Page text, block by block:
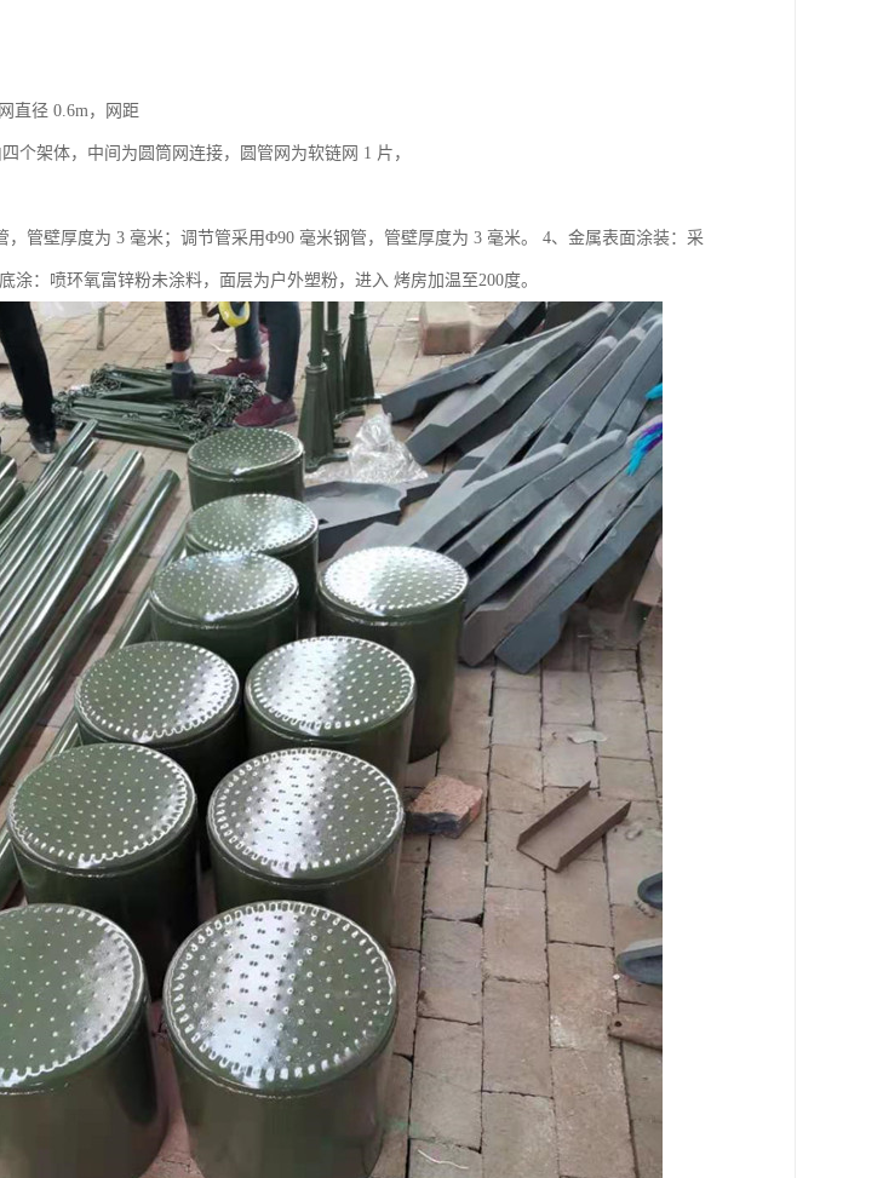
直径 0.6m，网距
个架体，中间为圆筒网连接，圆管网为软链网 1 片，
，管壁厚度为 3 毫米；调节管采用Φ90 毫米钢管，管壁厚度为 3 毫米。 4、金属表面涂装：采
涂：喷环氧富锌粉未涂料，面层为户外塑粉，进入 烤房加温至200度。